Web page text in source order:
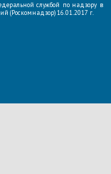
службой по надзору в
(Роскомнадзор) 16.01.2017 г.